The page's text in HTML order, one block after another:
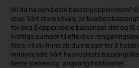
Billig frakt
Tlf. er stengt uke 27–32
Høy
Vil du ha den beste bassengopplevelsen?
sted. Vårt store utvalg av
for deg å oppgradere bassenget ditt og få
kraftige pumper til effektive
filtre, vil du finne alt du trenger for å holde
innbydende. Vårt høykvalitets
beste ytelsen og langvarig holdbarhet.